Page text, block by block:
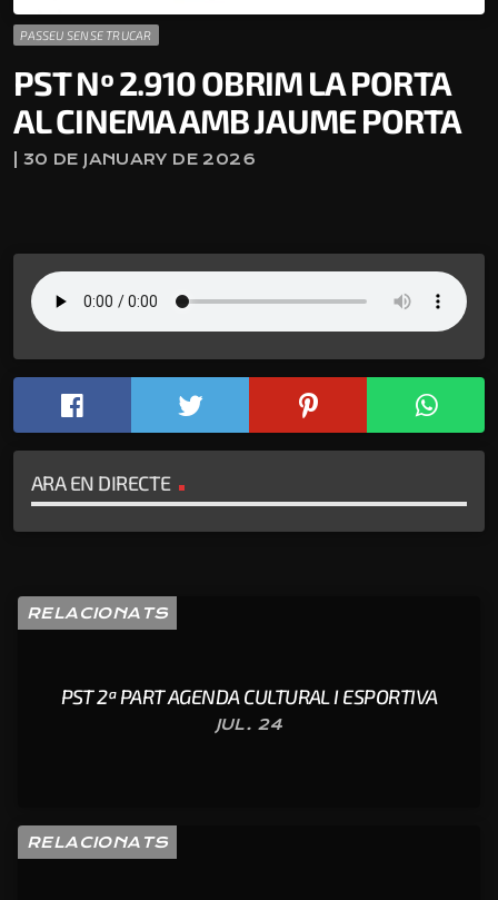
PASSEU SENSE TRUCAR
PST Nº 2.910 OBRIM LA PORTA
AL CINEMA AMB JAUME PORTA
| 30 DE JANUARY DE 2026
ARA EN DIRECTE
RELACIONATS
PST 2ª PART AGENDA CULTURAL I ESPORTIVA
JUL. 24
RELACIONATS